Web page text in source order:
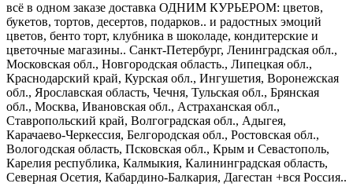
всё в одном заказе доставка ОДНИМ КУРЬЕРОМ: цветов,
букетов, тортов, десертов, подарков.. и радостных эмоций
цветов, бенто торт, клубника в шоколаде, кондитерские и
цветочные магазины.. Санкт-Петербург, Ленинградская обл.,
Московская обл., Новгородская область., Липецкая обл.,
Краснодарский край, Курская обл., Ингушетия, Воронежская
обл., Ярославская область, Чечня, Тульская обл., Брянская
обл., Москва, Ивановская обл., Астраханская обл.,
Ставропольский край, Волгоградская обл., Адыгея,
Карачаево-Черкессия, Белгородская обл., Ростовская обл.,
Вологодская область, Псковская обл., Крым и Севастополь,
Карелия республика, Калмыкия, Калининградская область,
Северная Осетия, Кабардино-Балкария, Дагестан +вся Россия..